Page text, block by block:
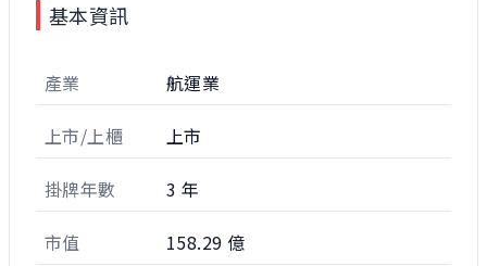
基本資訊
產業 航運業
上市/上櫃 上市
掛牌年數 3 年
市值 158.29 億